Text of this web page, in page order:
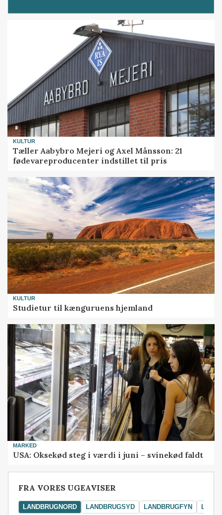
KULTUR
Tæller Aabybro Mejeri og Axel Månsson: 21
fødevareproducenter indstillet til pris
KULTUR
Studietur til kænguruens hjemland
MARKED
USA: Oksekød steg i værdi i juni – svinekød faldt
FRA VORES UGEAVISER
LANDBRUGNORD LANDBRUGSYD LANDBRUGFYN